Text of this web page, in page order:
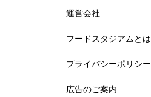
運営会社
フードスタジアムとは
プライバシーポリシー
広告のご案内